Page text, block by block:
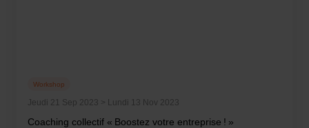
Jeudi 21 Sep 2023 > Lundi 13 Nov 2023
Workshop
Coaching collectif « Boostez votre entreprise ! »